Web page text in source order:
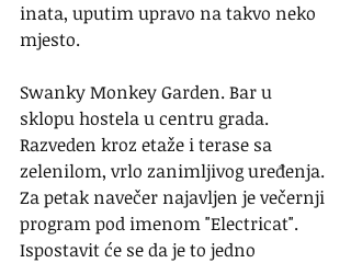
inata, uputim upravo na takvo neko
mjesto.
Swanky Monkey Garden. Bar u
sklopu hostela u centru grada.
Razveden kroz etaže i terase sa
zelenilom, vrlo zanimljivog uređenja.
Za petak navečer najavljen je večernji
program pod imenom "Electricat".
Ispostavit će se da je to jedno